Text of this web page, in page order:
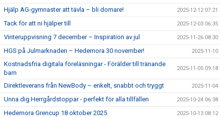
Hjälp AG-gymnaster att tävla – bli domare! 2025-12-12 07:21
Tack för att ni hjälper till 2025-12-03 06:35
Vinteruppvisning 7 december – Inspiration av jul 2025-11-26 08:30
HGS på Julmarknaden – Hedemora 30 november! 2025-11-10
Kostnadsfria digitala föreläsningar - Förälder till tränande
barn
2025-11-05 09:18
Direktleverans från NewBody – enkelt, snabbt och tryggt 2025-11-04
Unna dig Herrgårdstoppar - perfekt för alla tillfällen 2025-10-24 06:38
Hedemora Grencup 18 oktober 2025 2025-10-13 08:12